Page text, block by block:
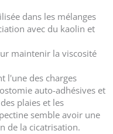
dans les mélanges
avec du kaolin et
maintenir la viscosité
l'une des charges
auto-adhésives et
plaies et les
semble avoir une
de la cicatrisation.